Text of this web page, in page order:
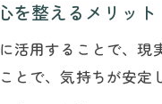
を整えるメリット
活用することで、
とで、気持ちが安